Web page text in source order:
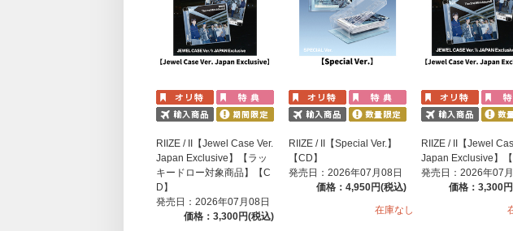
RIIZE / II【Jewel Case Ver.
Japan Exclusive】【ラッ
キードロー対象商品】【C
D】
発売日：2026年07月08日
価格：3,300円(税込)
RIIZE / II【Special Ver.】
【CD】
発売日：2026年07月08日
価格：4,950円(税込)
在庫なし
RIIZE / II【Jewel
Japan Exclusive】【
発売日：2026年07
価格：3,300